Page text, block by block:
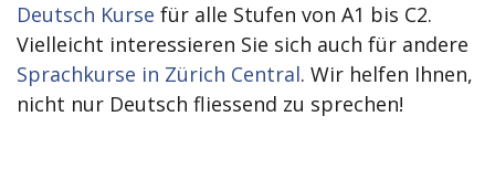
Deutsch Kurse für alle Stufen von A1 bis C2.
Vielleicht interessieren Sie sich auch für andere
Sprachkurse in Zürich Central. Wir helfen Ihnen,
nicht nur Deutsch fliessend zu sprechen!